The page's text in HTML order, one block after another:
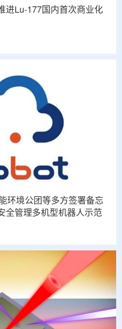
进Lu-177国内首次商业化
环境公团等多方签署备忘
全管理多机型机器人示范